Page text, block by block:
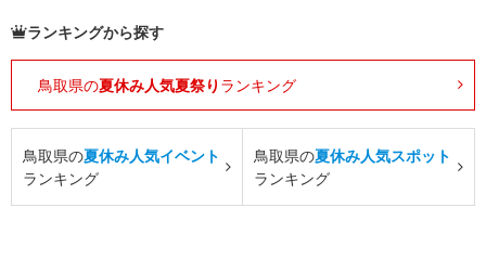
ランキングから探す
鳥取県の夏休み人気夏祭り ランキング
鳥取県の夏休み人気イベント
ランキング
鳥取県の夏休み人気スポット
ランキング